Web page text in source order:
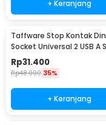
+ Keranjang
Taffware Stop Kontak
Socket Universal 2 USB A
250V - LC-19
Rp31.400
Rp48.000 35%
+ Keranjang